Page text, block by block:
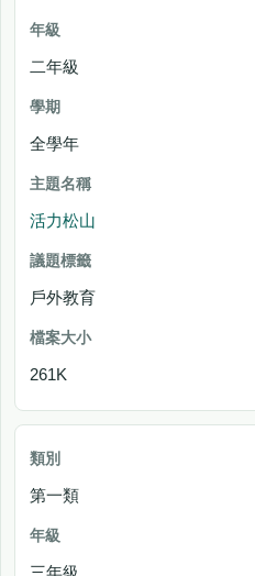
二年級
全學年
活力松山
戶外教育
261K
第一類
三年級